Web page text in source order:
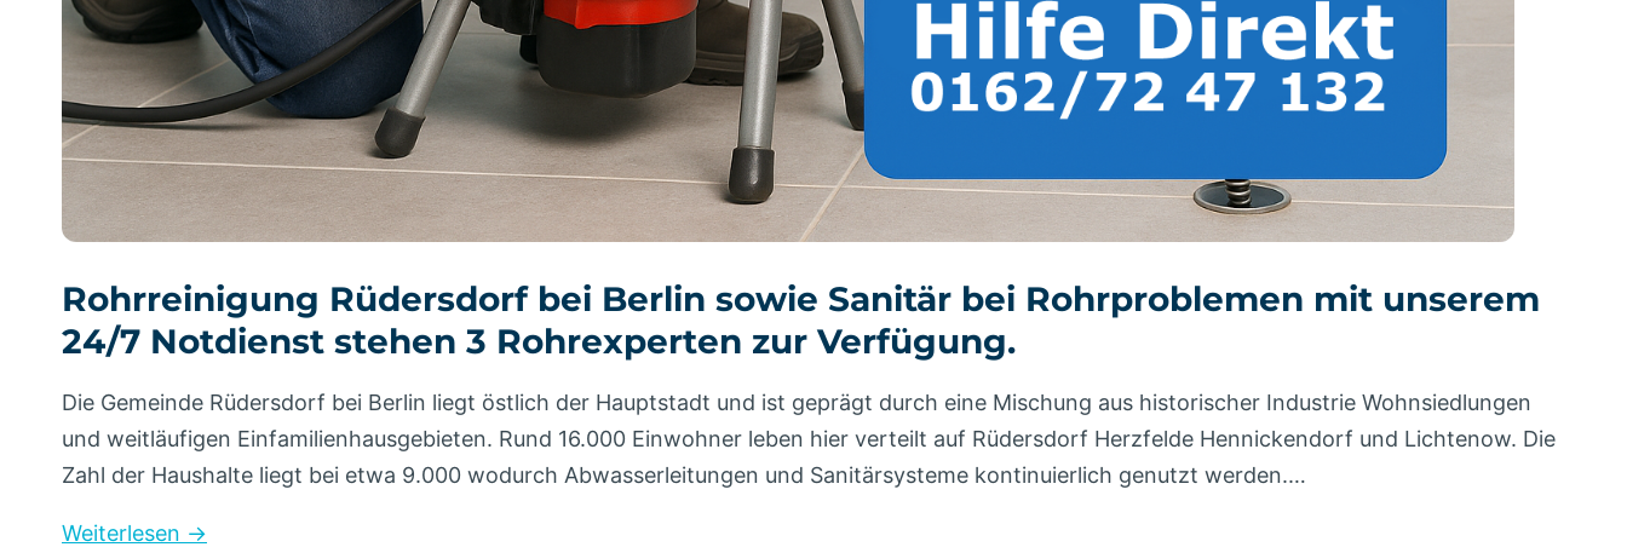
Rohrreinigung Rüdersdorf bei Berlin sowie Sanitär bei Rohrproblemen mit unserem
24/7 Notdienst stehen 3 Rohrexperten zur Verfügung.
Die Gemeinde Rüdersdorf bei Berlin liegt östlich der Hauptstadt und ist geprägt durch eine Mischung aus historischer Industrie Wohnsiedlungen
und weitläufigen Einfamilienhausgebieten. Rund 16.000 Einwohner leben hier verteilt auf Rüdersdorf Herzfelde Hennickendorf und Lichtenow. Die
Zahl der Haushalte liegt bei etwa 9.000 wodurch Abwasserleitungen und Sanitärsysteme kontinuierlich genutzt werden.…
Weiterlesen →